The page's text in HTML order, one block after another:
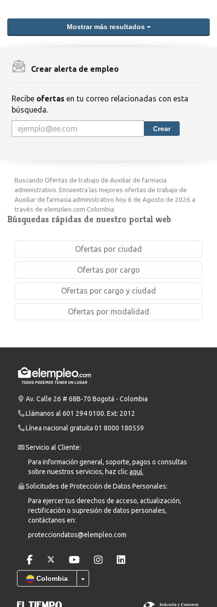
Mostrar más resultados
Crear alerta de empleo
Recibe ofertas en tu correo relacionadas con esta
búsqueda.
Crear
Buscando Ofertas de trabajo de Auxiliar de farmacia
administrativo. Encuentra las mejores ofertas de trabajo de
Auxiliar de farmacia administrativo hoy 6 de Agosto de 2026 a
través de elempleo.com Colombia.
Búsquedas rápidas de nuestro portal web
Ofertas por ciudad
Ofertas por cargo
Ofertas por cargo y ciudad
Ofertas por modalidad
Av. Calle 26 # 68B-70 Bogotá - Colombia
Llámanos al 601 294 0100. Ext: 2012
Línea nacional gratuita 01 8000 180559
Servicio al Cliente:
Para información general, soporte, pagos o consultas
sobre nuestros servicios, haz clicaquí.
Solicitudes de Protección de Datos Personales:
Para ejercer tus derechos de acceso, actualización,
rectificación o supresión de datos personales,
contáctanos en:
protecciondatos@elempleo.com
Colombia